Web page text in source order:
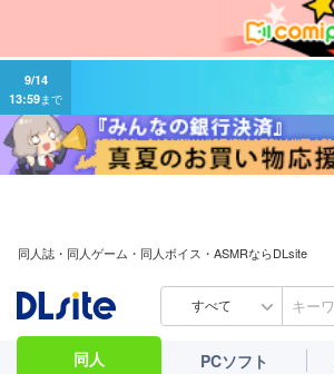
9/14
13:59まで
同人誌・同人ゲーム・同人ボイス・ASMRならDLsite
すべて
同人 PCソフト